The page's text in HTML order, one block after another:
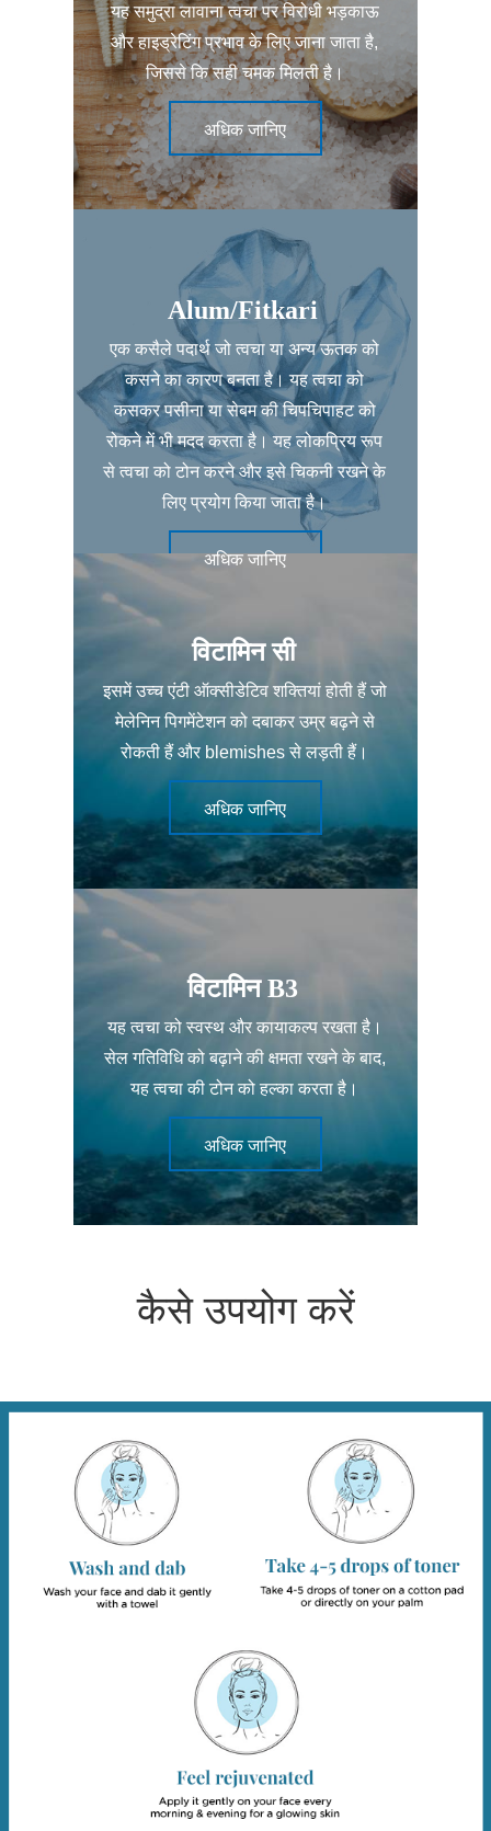
यह समुद्रा लावाना त्वचा पर विरोधी भड़काऊ
और हाइड्रेटिंग प्रभाव के लिए जाना जाता है,
जिससे कि सही चमक मिलती है।
अधिक जानिए
Alum/Fitkari
एक कसैले पदार्थ जो त्वचा या अन्य ऊतक को
कसने का कारण बनता है। यह त्वचा को
कसकर पसीना या सेबम की चिपचिपाहट को
रोकने में भी मदद करता है। यह लोकप्रिय रूप
से त्वचा को टोन करने और इसे चिकनी रखने के
लिए प्रयोग किया जाता है।
अधिक जानिए
विटामिन सी
इसमें उच्च एंटी ऑक्सीडेटिव शक्तियां होती हैं जो
मेलेनिन पिगमेंटेशन को दबाकर उम्र बढ़ने से
रोकती हैं और blemishes से लड़ती हैं।
अधिक जानिए
विटामिन B3
यह त्वचा को स्वस्थ और कायाकल्प रखता है।
सेल गतिविधि को बढ़ाने की क्षमता रखने के बाद,
यह त्वचा की टोन को हल्का करता है।
अधिक जानिए
कैसे उपयोग करें